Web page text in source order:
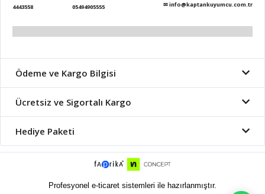
4443558
05494905555
✉info@kaptankuyumcu.com.tr
Ödeme ve Kargo Bilgisi
Ücretsiz ve Sigortalı Kargo
Hediye Paketi
Profesyonel e-ticaret sistemleri ile hazırlanmıştır.